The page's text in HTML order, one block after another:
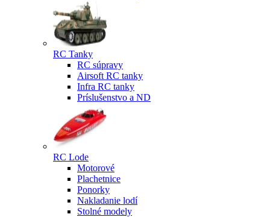
RC Tanky
RC súpravy
Airsoft RC tanky
Infra RC tanky
Príslušenstvo a ND
RC Lode
Motorové
Plachetnice
Ponorky
Nakladanie lodí
Stolné modely